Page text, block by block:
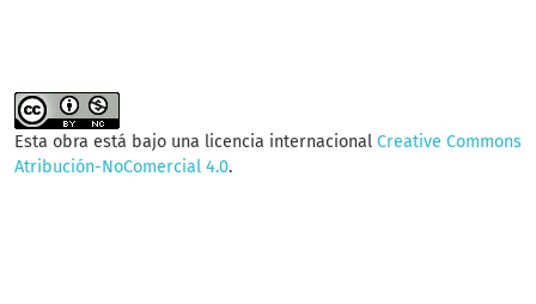
Esta obra está bajo una licencia internacional Creative Commons
Atribución-NoComercial 4.0.